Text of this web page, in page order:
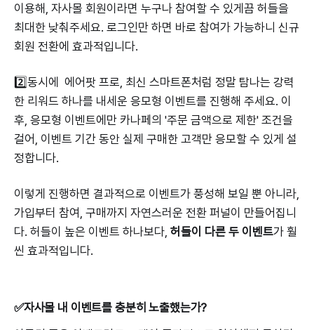
이용해, 자사몰 회원이라면 누구나 참여할 수 있게끔 허들을
최대한 낮춰주세요. 로그인만 하면 바로 참여가 가능하니 신규
회원 전환에 효과적입니다.
2️⃣동시에 에어팟 프로, 최신 스마트폰처럼 정말 탐나는 강력
한 리워드 하나를 내세운 응모형 이벤트를 진행해 주세요. 이
후, 응모형 이벤트에만 카나페의 '주문 금액으로 제한' 조건을
걸어, 이벤트 기간 동안 실제 구매한 고객만 응모할 수 있게 설
정합니다.
이렇게 진행하면 결과적으로 이벤트가 풍성해 보일 뿐 아니라,
가입부터 참여, 구매까지 자연스러운 전환 퍼널이 만들어집니
다. 허들이 높은 이벤트 하나보다, 허들이 다른 두 이벤트가 훨
씬 효과적입니다.
✅자사몰 내 이벤트를 충분히 노출했는가?